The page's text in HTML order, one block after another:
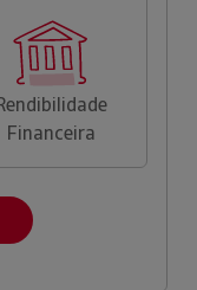
Financeira